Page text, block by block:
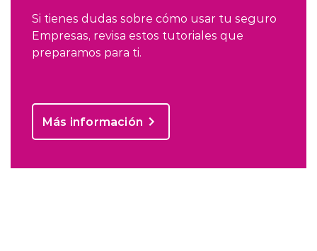
Si tienes dudas sobre cómo usar tu seguro
Empresas, revisa estos tutoriales que
preparamos para ti.
Más información